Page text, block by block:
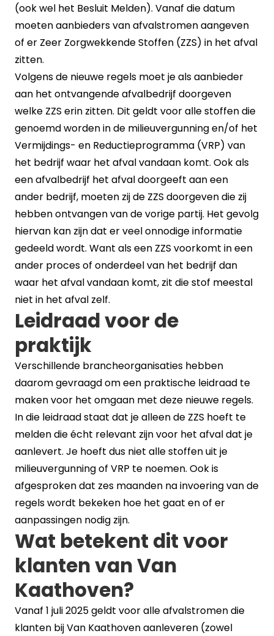
(ook wel het Besluit Melden). Vanaf die datum
moeten aanbieders van afvalstromen aangeven
of er Zeer Zorgwekkende Stoffen (ZZS) in het afval
zitten.
Volgens de nieuwe regels moet je als aanbieder
aan het ontvangende afvalbedrijf doorgeven
welke ZZS erin zitten. Dit geldt voor alle stoffen die
genoemd worden in de milieuvergunning en/of het
Vermijdings- en Reductieprogramma (VRP) van
het bedrijf waar het afval vandaan komt. Ook als
een afvalbedrijf het afval doorgeeft aan een
ander bedrijf, moeten zij de ZZS doorgeven die zij
hebben ontvangen van de vorige partij. Het gevolg
hiervan kan zijn dat er veel onnodige informatie
gedeeld wordt. Want als een ZZS voorkomt in een
ander proces of onderdeel van het bedrijf dan
waar het afval vandaan komt, zit die stof meestal
niet in het afval zelf.
Leidraad voor de
praktijk
Verschillende brancheorganisaties hebben
daarom gevraagd om een praktische leidraad te
maken voor het omgaan met deze nieuwe regels.
In die leidraad staat dat je alleen de ZZS hoeft te
melden die écht relevant zijn voor het afval dat je
aanlevert. Je hoeft dus niet alle stoffen uit je
milieuvergunning of VRP te noemen. Ook is
afgesproken dat zes maanden na invoering van de
regels wordt bekeken hoe het gaat en of er
aanpassingen nodig zijn.
Wat betekent dit voor
klanten van Van
Kaathoven?
Vanaf 1 juli 2025 geldt voor alle afvalstromen die
klanten bij Van Kaathoven aanleveren (zowel